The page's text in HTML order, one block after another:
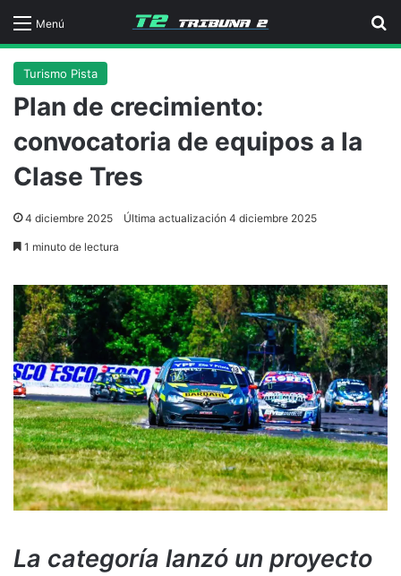
Menú
Turismo Pista
Plan de crecimiento:
convocatoria de equipos a la
Clase Tres
4 diciembre 2025 Última actualización 4 diciembre 2025
1 minuto de lectura
La categoría lanzó un proyecto